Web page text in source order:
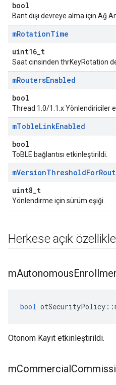
bool
Bant dışı devreye alma için Ağ
mRotationTime
uint16_t
Saat cinsinden thrKeyRotation
mRoutersEnabled
bool
Thread 1.0/1.1.x Yönlendiriciler
mTobleLinkEnabled
bool
ToBLE bağlantısı etkinleştirildi.
mVersionThresholdFor
uint8_t
Yönlendirme için sürüm eşiği.
Herkese açık
mAutonomous
bool otSecurityPolicy ::
Otonom Kayıt etkinleştirildi.
mCommercial